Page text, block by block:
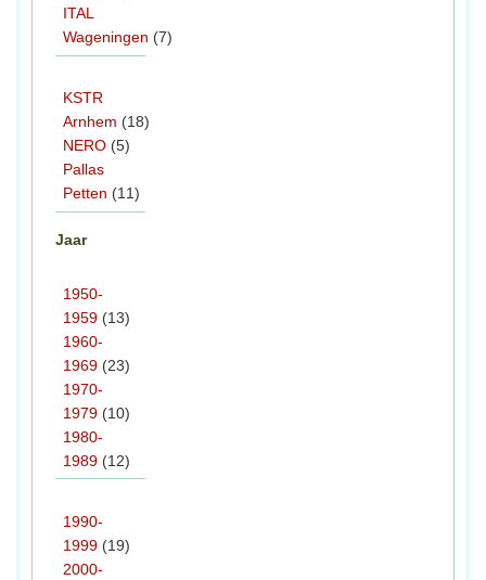
ITAL
Wageningen (7)
KSTR
Arnhem (18)
NERO (5)
Pallas
Petten (11)
Jaar
1950-
1959 (13)
1960-
1969 (23)
1970-
1979 (10)
1980-
1989 (12)
1990-
1999 (19)
2000-